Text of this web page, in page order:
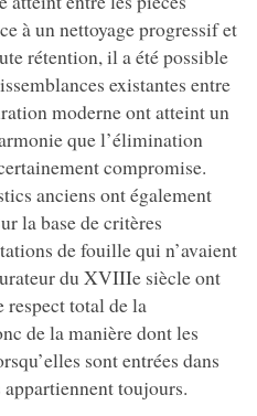
à un nettoyage progressif et
rétention, il a été possible
existantes entre
moderne ont atteint un
que l’élimination
compromise.
anciens ont également
la base de critères
de fouille qui n’avaient
du XVIIIe siècle ont
respect total de la
de la manière dont les
sont entrées dans
toujours.